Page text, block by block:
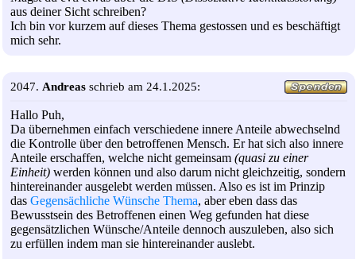
aus deiner Sicht schreiben?
Ich bin vor kurzem auf dieses Thema gestossen und es beschäftigt
mich sehr.
2047. Andreas schrieb am 24.1.2025:
Hallo Puh,
Da übernehmen einfach verschiedene innere Anteile abwechselnd
die Kontrolle über den betroffenen Mensch. Er hat sich also innere
Anteile erschaffen, welche nicht gemeinsam (quasi zu einer
Einheit) werden können und also darum nicht gleichzeitig, sondern
hintereinander ausgelebt werden müssen. Also es ist im Prinzip
das Gegensächliche Wünsche Thema, aber eben dass das
Bewusstsein des Betroffenen einen Weg gefunden hat diese
gegensätzlichen Wünsche/Anteile dennoch auszuleben, also sich
zu erfüllen indem man sie hintereinander auslebt.